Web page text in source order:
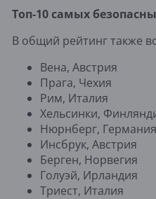
Топ-10 самых
В общий рейтинг также
Вена, Австрия
Прага, Чехия
Рим, Италия
Хельсинки,
Нюрнберг, Германия
Инсбрук, Австрия
Берген, Норвегия
Голуэй, Ирландия
Триест, Италия